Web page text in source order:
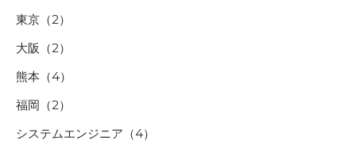
東京 （2）
大阪 （2）
熊本 （4）
福岡 （2）
システムエンジニア （4）